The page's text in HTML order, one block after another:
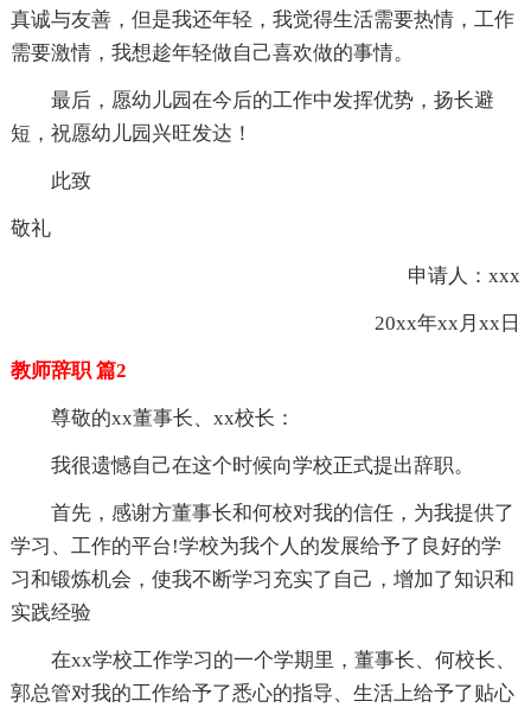
真诚与友善，但是我还年轻，我觉得生活需要热情，工作
需要激情，我想趁年轻做自己喜欢做的事情。
最后，愿幼儿园在今后的工作中发挥优势，扬长避
短，祝愿幼儿园兴旺发达！
此致
敬礼
申请人：xxx
20xx年xx月xx日
教师辞职 篇2
尊敬的xx董事长、xx校长：
我很遗憾自己在这个时候向学校正式提出辞职。
首先，感谢方董事长和何校对我的信任，为我提供了
学习、工作的平台!学校为我个人的发展给予了良好的学
习和锻炼机会，使我不断学习充实了自己，增加了知识和
实践经验
在xx学校工作学习的一个学期里，董事长、何校长、
郭总管对我的工作给予了悉心的指导、生活上给予了贴心